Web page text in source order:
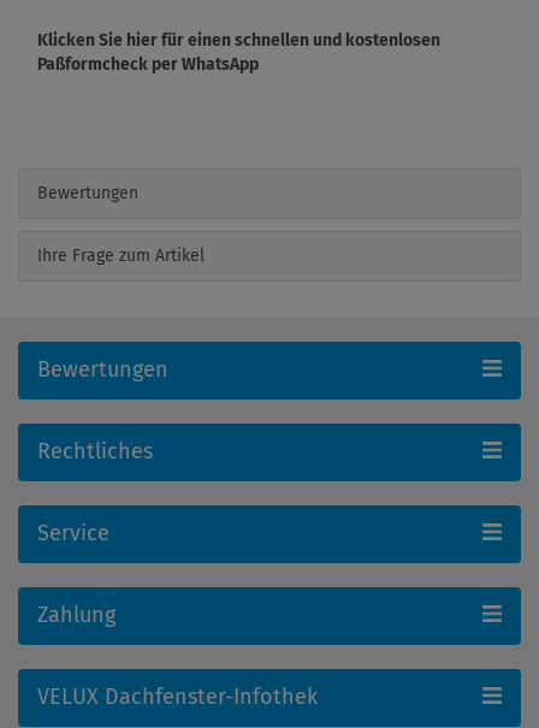
Klicken Sie hier für einen schnellen und kostenlosen
Paßformcheck per WhatsApp
Bewertungen
Ihre Frage zum Artikel
Bewertungen
Rechtliches
Service
Zahlung
VELUX Dachfenster-Infothek